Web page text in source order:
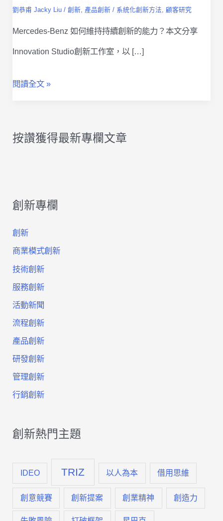
劉恭甫 Jacky Liu/創新 產品創新 / 系統化創新方法 顧客研究
Mercedes-Benz 如何維持持續創新的能力？本文分享
Innovation Studio創新工作室，以 […]
賓
Studio
工
室
的
系
統
化
方
閱讀全文 »
按讚獲得最新專欄文章
創新專欄
創新
商業模式創新
技術創新
服務創新
活動新聞
流程創新
產品創新
研發創新
管理創新
行銷創新
創新熱門主題
IDEO TRIZ 以人為本 借用思維
創意競賽 創新提案 創業精神 創造力